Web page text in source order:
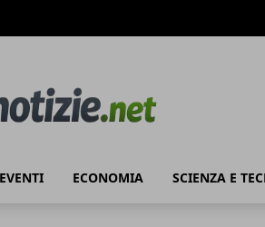
EVENTI ECONOMIA SCIENZA E